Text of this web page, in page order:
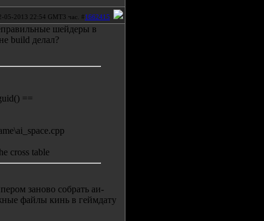
05-2013 22:54 GMT3 час. #1662415
шейдеры в
build делал?
==
cross table
заново собрать аи-
файлы кинь в геймдату